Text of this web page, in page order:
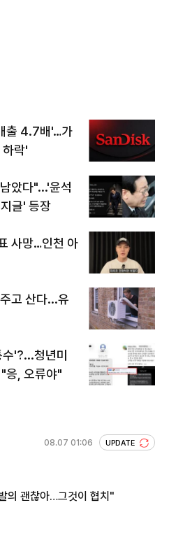
출 4.7배'…가
하락'
았다"...'윤석
글' 등장
사망…인천 아
고 산다...유
'?...청년미
응, 오류야"
08.07 01:06 UPDATE
의 괜찮아…그것이 협치"